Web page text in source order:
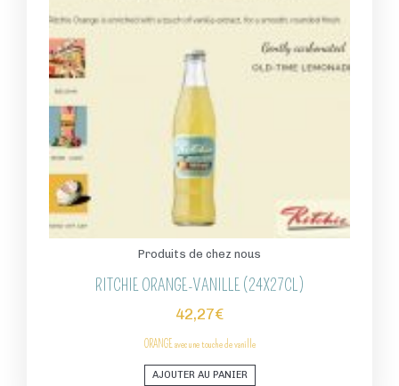
Produits de chez nous
RITCHIE ORANGE-VANILLE (24X27CL)
42,27€
ORANGE avec une touche de vanille
AJOUTER AU PANIER